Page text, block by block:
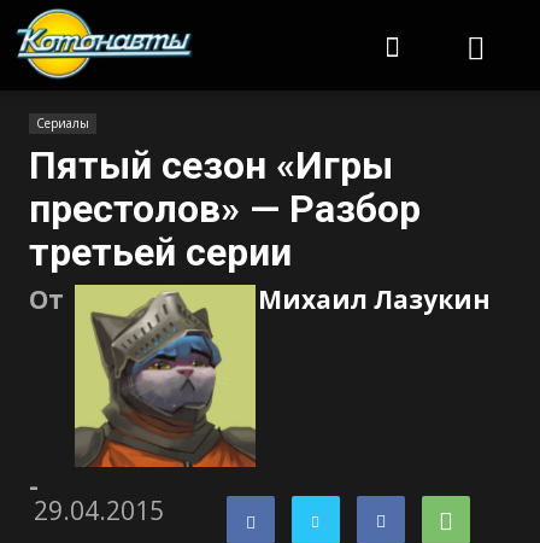
Сериалы
Пятый сезон «Игры
престолов» — Разбор
третьей серии
От Михаил Лазукин
-
29.04.2015